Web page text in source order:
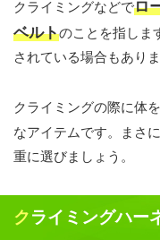
クライミングなどでロ
ベルトのことを指しま
されている場合もありま
クライミングの際に体
なアイテムです。まさに
重に選びましょう。
クライミングハ